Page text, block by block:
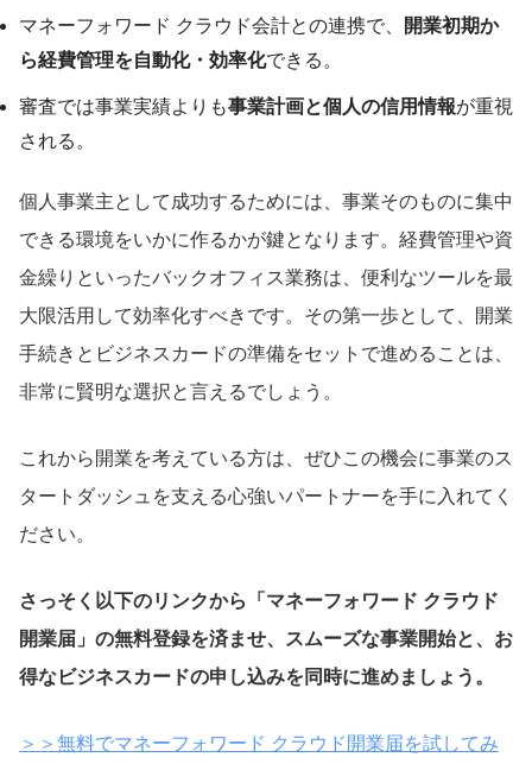
マネーフォワード クラウド会計との連携で、
開業初期か
ら経費管理を自動化・効率化できる。
審査では事業実績よりも事業計画と個人の信用情報が重視
される。
個人事業主として成功するためには、事業そのものに集中
できる環境をいかに作るかが鍵となります。経費管理や資
金繰りといったバックオフィス業務は、便利なツールを最
大限活用して効率化すべきです。その第一歩として、開業
手続きとビジネスカードの準備をセットで進めることは、
非常に賢明な選択と言えるでしょう。
これから開業を考えている方は、ぜひこの機会に事業のス
タートダッシュを支える心強いパートナーを手に入れてく
ださい。
さっそく以下のリンクから「マネーフォワード クラウド
開業届」の無料登録を済ませ、スムーズな事業開始と、お
得なビジネスカードの申し込みを同時に進めましょう。
＞＞無料でマネーフォワード クラウド開業届を試してみ